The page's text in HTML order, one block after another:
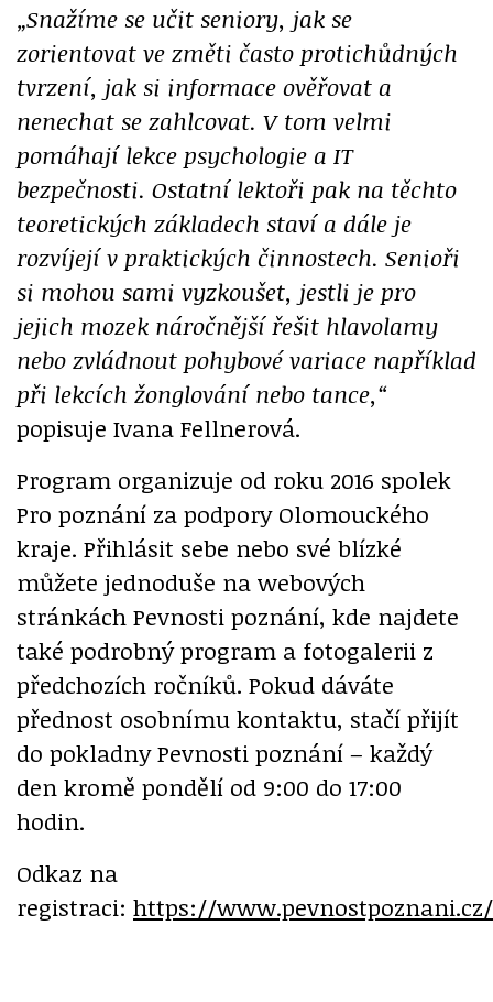
„Snažíme se učit seniory, jak se
zorientovat ve změti často protichůdných
tvrzení, jak si informace ověřovat a
nenechat se zahlcovat. V tom velmi
pomáhají lekce psychologie a IT
bezpečnosti. Ostatní lektoři pak na těchto
teoretických základech staví a dále je
rozvíjejí v praktických činnostech. Senioři
si mohou sami vyzkoušet, jestli je pro
jejich mozek náročnější řešit hlavolamy
nebo zvládnout pohybové variace například
při lekcích žonglování nebo tance,“
popisuje Ivana Fellnerová.
Program organizuje od roku 2016 spolek
Pro poznání za podpory Olomouckého
kraje. Přihlásit sebe nebo své blízké
můžete jednoduše na webových
stránkách Pevnosti poznání, kde najdete
také podrobný program a fotogalerii z
předchozích ročníků. Pokud dáváte
přednost osobnímu kontaktu, stačí přijít
do pokladny Pevnosti poznání – každý
den kromě pondělí od 9:00 do 17:00
hodin.
Odkaz na
registraci: https://